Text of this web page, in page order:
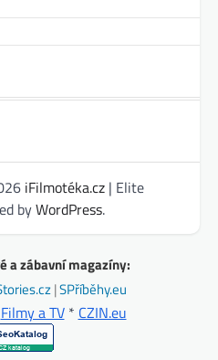
iFilmotéka.cz | Elite
byWordPress.
a zábavní magazíny:
|SPříběhy.eu
Filmy a TV* CZIN.eu